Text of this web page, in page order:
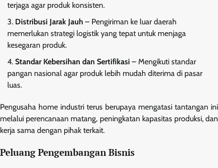
terjaga agar produk konsisten.
Distribusi Jarak Jauh – Pengiriman ke luar daerah
memerlukan strategi logistik yang tepat untuk menjaga
kesegaran produk.
Standar Kebersihan dan Sertifikasi – Mengikuti standar
pangan nasional agar produk lebih mudah diterima di pasar
luas.
Pengusaha home industri terus berupaya mengatasi tantangan ini
melalui perencanaan matang, peningkatan kapasitas produksi, dan
kerja sama dengan pihak terkait.
Peluang Pengembangan Bisnis